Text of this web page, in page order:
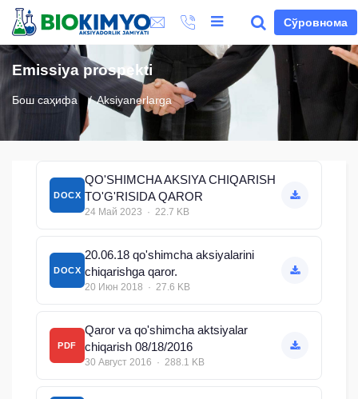
Сўровнома
Emissiya prospekti
Бош саҳифа Aksiyanerlarga
DOCX
QO'SHIMCHA AKSIYA CHIQARISH
TO'G'RISIDA QAROR
24 Май 2023 · 22.7 KB
DOCX
20.06.18 qo'shimcha aksiyalarini
chiqarishga qaror.
20 Июн 2018 · 27.6 KB
PDF
Qaror va qo'shimcha aktsiyalar
chiqarish 08/18/2016
30 Август 2016 · 288.1 KB